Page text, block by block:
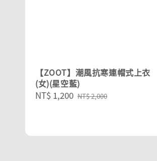
【ZOOT】潮風抗寒連帽式上衣
(女)(星空藍)
Sale
NT$ 1,200 Regular
NT$ 2,000